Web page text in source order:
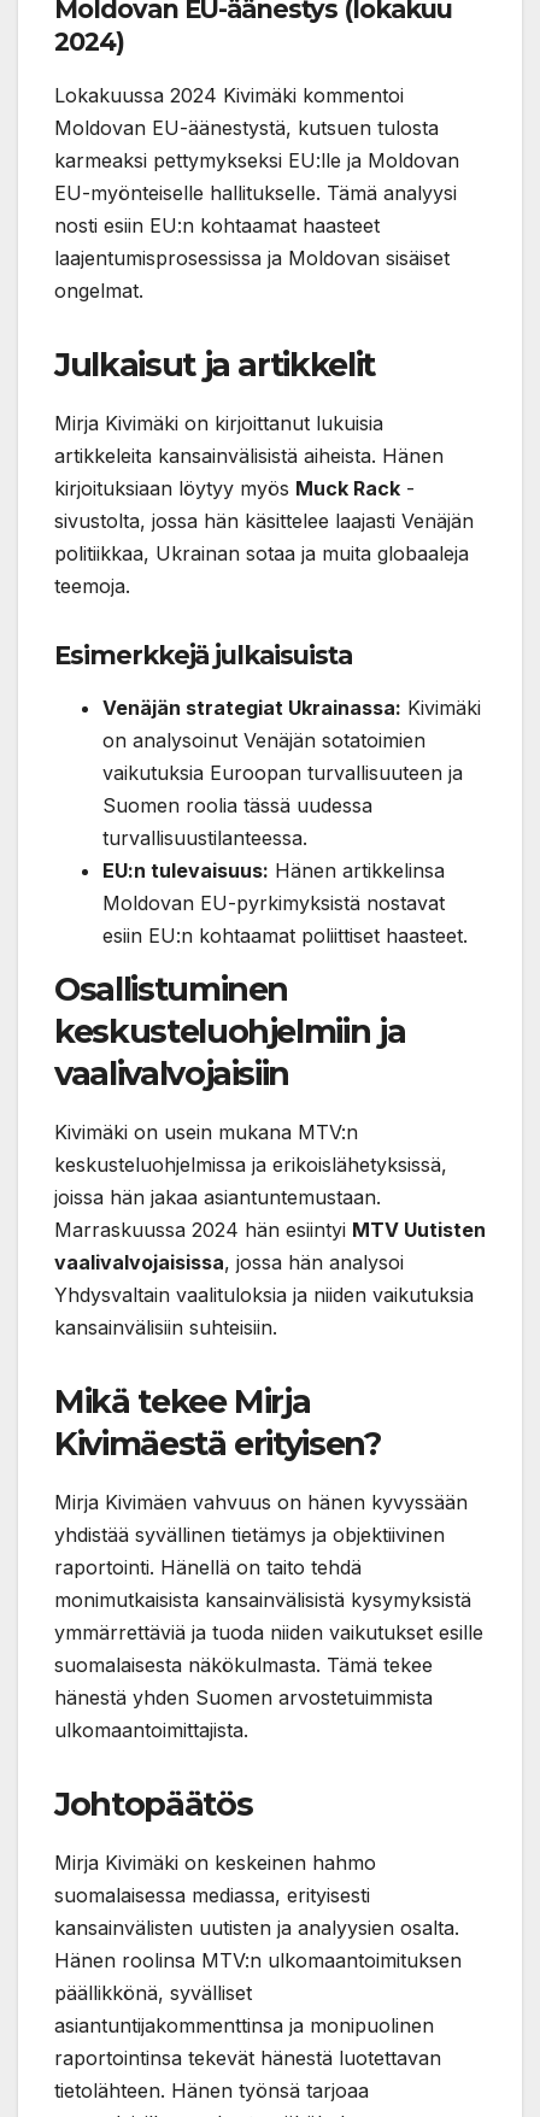
Moldovan EU-äänestys (lokakuu
2024)
Lokakuussa 2024 Kivimäki kommentoi
Moldovan EU-äänestystä, kutsuen tulosta
karmeaksi pettymykseksi EU:lle ja Moldovan
EU-myönteiselle hallitukselle. Tämä analyysi
nosti esiin EU:n kohtaamat haasteet
laajentumisprosessissa ja Moldovan sisäiset
ongelmat.
Julkaisut ja artikkelit
Mirja Kivimäki on kirjoittanut lukuisia
artikkeleita kansainvälisistä aiheista. Hänen
kirjoituksiaan löytyy myös Muck Rack -
sivustolta, jossa hän käsittelee laajasti Venäjän
politiikkaa, Ukrainan sotaa ja muita globaaleja
teemoja.
Esimerkkejä julkaisuista
Venäjän strategiat Ukrainassa: Kivimäki
on analysoinut Venäjän sotatoimien
vaikutuksia Euroopan turvallisuuteen ja
Suomen roolia tässä uudessa
turvallisuustilanteessa.
EU:n tulevaisuus: Hänen artikkelinsa
Moldovan EU-pyrkimyksistä nostavat
esiin EU:n kohtaamat poliittiset haasteet.
Osallistuminen
keskusteluohjelmiin ja
vaalivalvojaisiin
Kivimäki on usein mukana MTV:n
keskusteluohjelmissa ja erikoislähetyksissä,
joissa hän jakaa asiantuntemustaan.
Marraskuussa 2024 hän esiintyi MTV Uutisten
vaalivalvojaisissa, jossa hän analysoi
Yhdysvaltain vaalituloksia ja niiden vaikutuksia
kansainvälisiin suhteisiin.
Mikä tekee Mirja
Kivimäestä erityisen?
Mirja Kivimäen vahvuus on hänen kyvyssään
yhdistää syvällinen tietämys ja objektiivinen
raportointi. Hänellä on taito tehdä
monimutkaisista kansainvälisistä kysymyksistä
ymmärrettäviä ja tuoda niiden vaikutukset esille
suomalaisesta näkökulmasta. Tämä tekee
hänestä yhden Suomen arvostetuimmista
ulkomaantoimittajista.
Johtopäätös
Mirja Kivimäki on keskeinen hahmo
suomalaisessa mediassa, erityisesti
kansainvälisten uutisten ja analyysien osalta.
Hänen roolinsa MTV:n ulkomaantoimituksen
päällikkönä, syvälliset
asiantuntijakommenttinsa ja monipuolinen
raportointinsa tekevät hänestä luotettavan
tietolähteen. Hänen työnsä tarjoaa